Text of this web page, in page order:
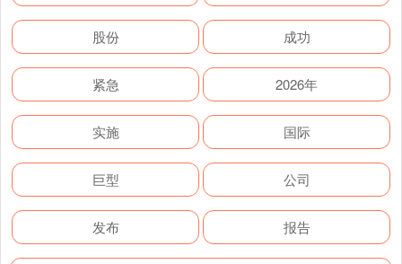
股份 成功
紧急 2026年
实施 国际
巨型 公司
发布 报告